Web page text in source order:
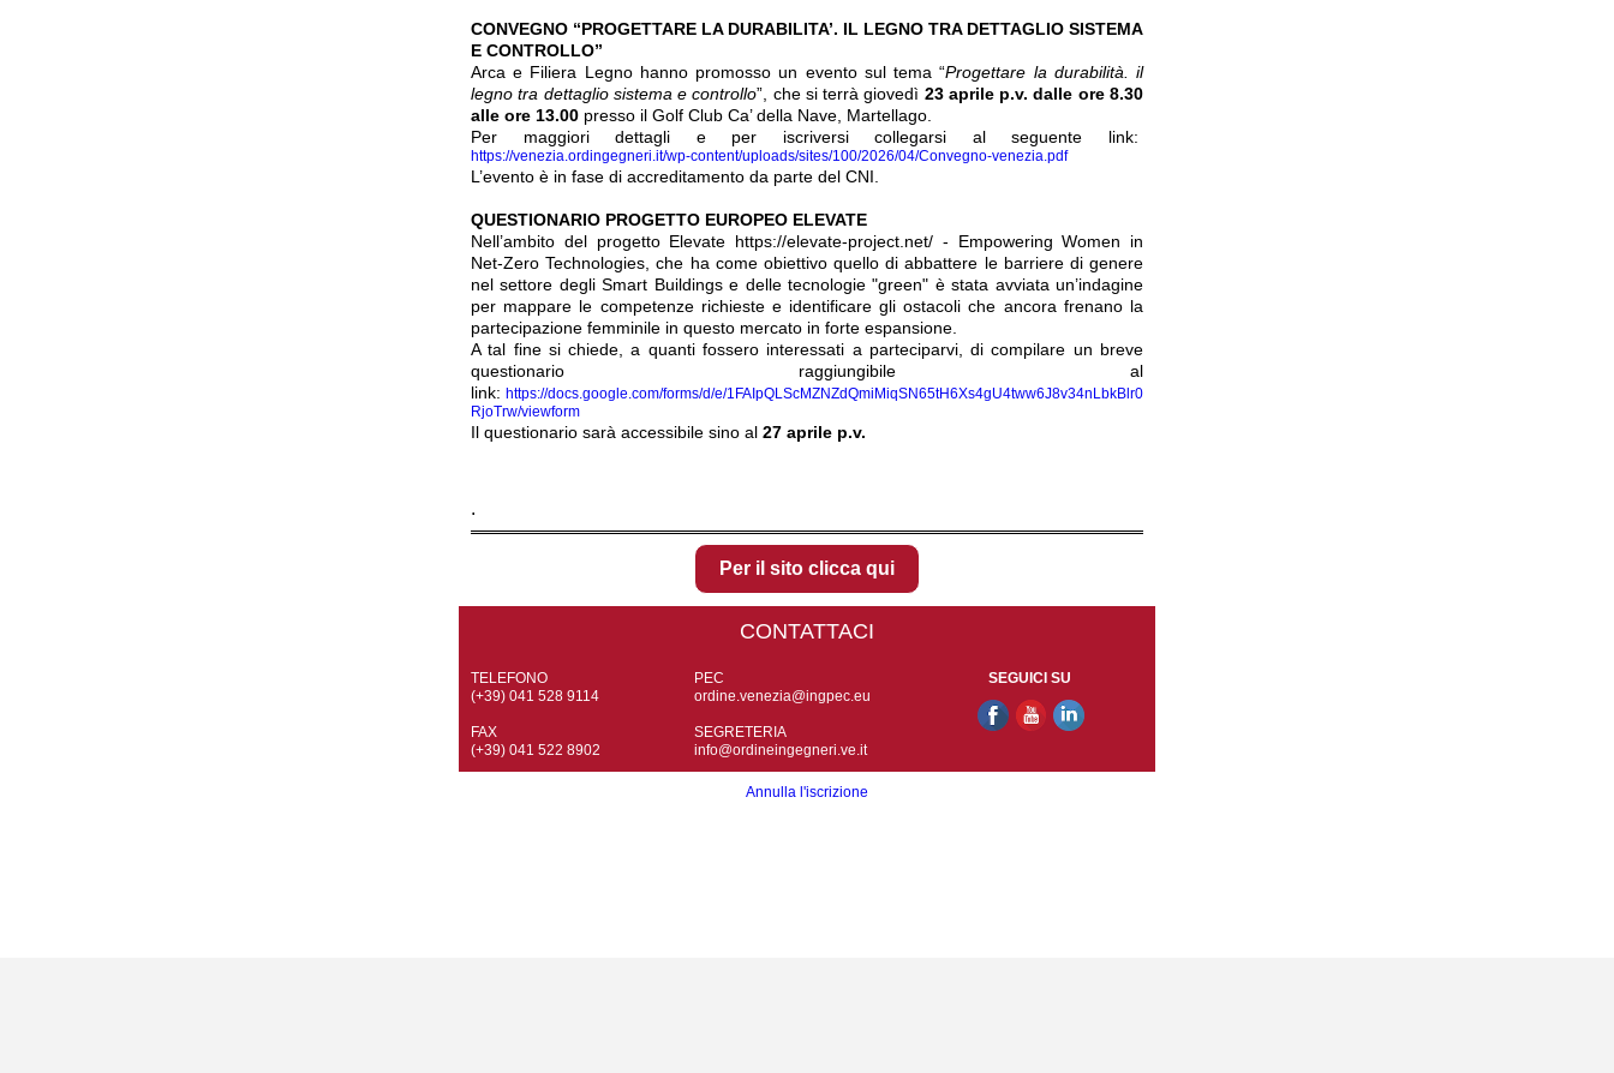
CONVEGNO “PROGETTARE LA DURABILITA’. IL LEGNO TRA DETTAGLIO SISTEMA
E CONTROLLO”
Arca e Filiera Legno hanno promosso un evento sul tema “Progettare la durabilità. il
legno tra dettaglio sistema e controllo”, che si terrà giovedì 23 aprile p.v. dalle ore 8.30
alle ore 13.00 presso il Golf Club Ca’ della Nave, Martellago.
Per maggiori dettagli e per iscriversi collegarsi al seguente link:
https://venezia.ordingegneri.it/wp-content/uploads/sites/100/2026/04/Convegno-venezia.pdf
L’evento è in fase di accreditamento da parte del CNI.
QUESTIONARIO PROGETTO EUROPEO ELEVATE
Nell’ambito del progetto Elevate https://elevate-project.net/ - Empowering Women in
Net-Zero Technologies, che ha come obiettivo quello di abbattere le barriere di genere
nel settore degli Smart Buildings e delle tecnologie "green" è stata avviata un’indagine
per mappare le competenze richieste e identificare gli ostacoli che ancora frenano la
partecipazione femminile in questo mercato in forte espansione.
A tal fine si chiede, a quanti fossero interessati a parteciparvi, di compilare un breve
questionario raggiungibile al
link: https://docs.google.com/forms/d/e/1FAIpQLScMZNZdQmiMiqSN65tH6Xs4gU4tww6J8v34nLbkBlr0
RjoTrw/viewform
Il questionario sarà accessibile sino al 27 aprile p.v.
.
Per il sito clicca qui
CONTATTACI
TELEFONO
(+39) 041 528 9114
FAX
(+39) 041 522 8902
PEC
ordine.venezia@ingpec.eu
SEGRETERIA
info@ordineingegneri.ve.it
‍SEGUICI SU
Annulla l'iscrizione